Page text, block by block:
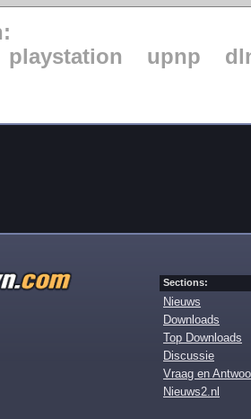
playstation upnp
Sections:
Nieuws
Downloads
Top Downloads
Discussie
Vraag en
Nieuws2.nl